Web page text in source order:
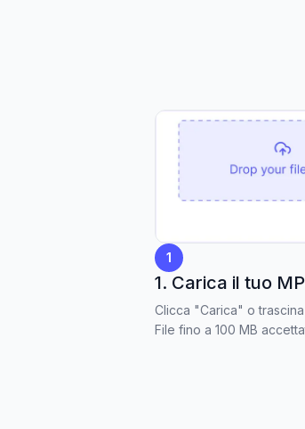
1
1. Carica il tuo
Clicca "Carica" o
File fino a 100 MB